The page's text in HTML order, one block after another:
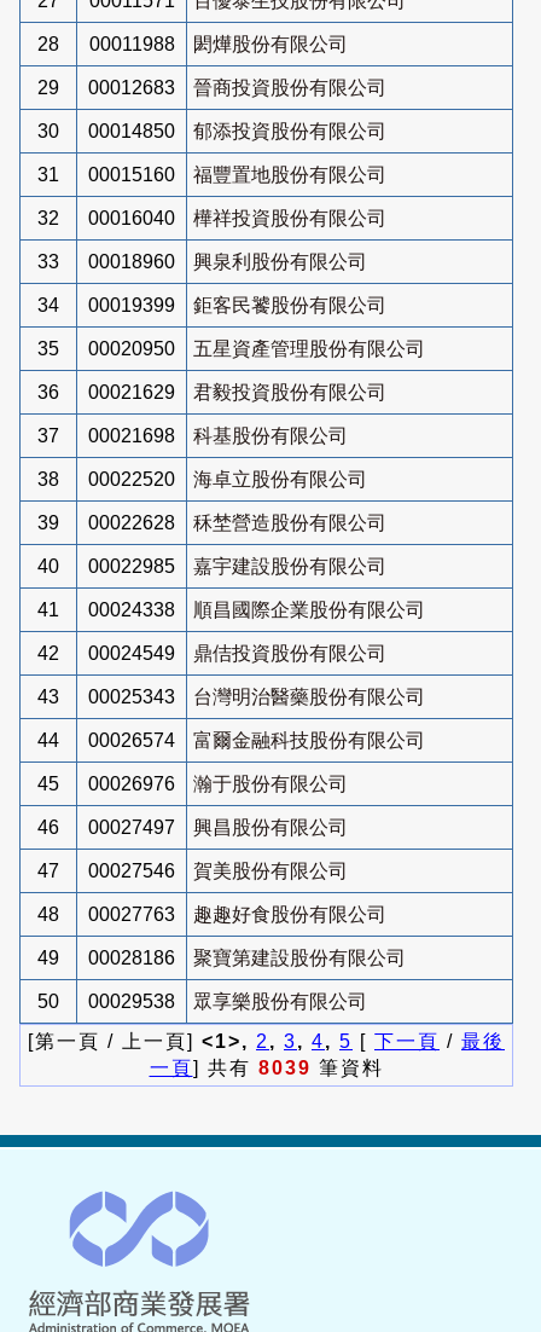
28 00011988 閎燁股份有限公司
29 00012683 晉商投資股份有限公司
30 00014850 郁添投資股份有限公司
31 00015160 福豐置地股份有限公司
32 00016040 樺祥投資股份有限公司
33 00018960 興泉利股份有限公司
34 00019399 鉅客民饕股份有限公司
35 00020950 五星資產管理股份有限公司
36 00021629 君毅投資股份有限公司
37 00021698 科基股份有限公司
38 00022520 海卓立股份有限公司
39 00022628 秝埜營造股份有限公司
40 00022985 嘉宇建設股份有限公司
41 00024338 順昌國際企業股份有限公司
42 00024549 鼎佶投資股份有限公司
43 00025343 台灣明治醫藥股份有限公司
44 00026574 富爾金融科技股份有限公司
45 00026976 瀚于股份有限公司
46 00027497 興昌股份有限公司
47 00027546 賀美股份有限公司
48 00027763 趣趣好食股份有限公司
49 00028186 聚寶第建設股份有限公司
50 00029538
眾享樂股份有限公司
[第一頁 / 上一頁] <1>, 2 , 3, 4, 5 [ 下一頁 / 最後
一頁] 共有 8039 筆資料